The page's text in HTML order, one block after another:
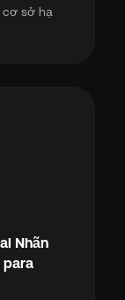
cơ sở hạ
Nhãn
para